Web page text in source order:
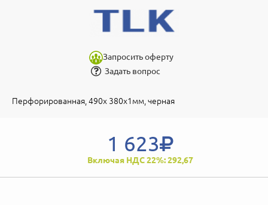
Запросить оферту
Задать вопрос
Перфорированная, 490х 380х1мм, черная
1 623
Включая НДС 22%: 292,67